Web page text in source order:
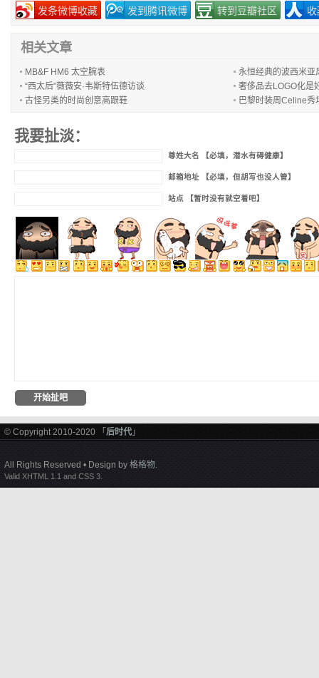
发条微博收藏 发到腾讯微博 转到豆瓣社区
相关文章
MB&F HM6 太空腕表
永恒经典的波西米亚
“西太后”薇薇安·韦斯特伍德访谈
奢侈品去LOGO化是
古怪另类的时尚创意高跟鞋
巴黎时装周Celine秀
我要扯淡：
尊姓大名 【必填，潜水有碍健康】
邮箱地址 【必填，但胡写也没人管】
站点 【暂时没有就空着吧】
© Copyright 2010-2020 「 后时代 」
All Rights Reserved • Design by 格格物.
Valid XHTML 1.1 and CSS 3.